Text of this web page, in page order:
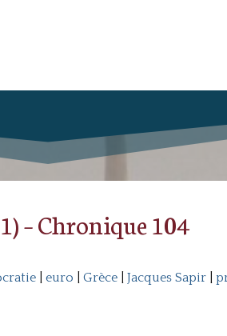
– Chronique 104
| euro Grèce| Jacques Sapir|